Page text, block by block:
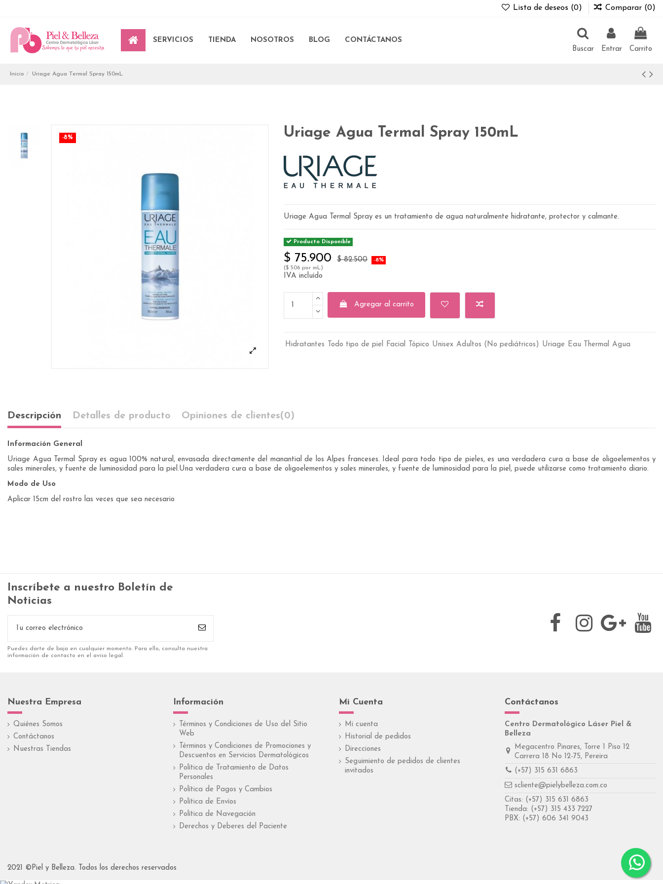
Lista de deseos (0) Comparar (0)
SERVICIOS TIENDA NOSOTROS BLOG
CONTÁCTANOS
Buscar
Entrar Carrito
Inicio Uriage Agua Termal Spray 150mL
-8% Uriage Agua Termal Spray 150mL
Uriage Agua Termal Spray es un tratamiento de agua naturalmente hidratante, protector y calmante.
Producto Disponible
$ 75.900 $ 82.500 -8%
($ 506 por mL)
IVA incluído
Agregar al carrito
Hidratantes Todo tipo de piel Facial Tópico Unisex Adultos (No pediátricos) Uriage Eau Thermal Agua
Descripción Detalles de producto Opiniones de clientes(0)
Información General
Uriage Agua Termal Spray es agua 100% natural, envasada directamente del manantial de los Alpes franceses. Ideal para todo tipo de pieles, es una verdadera cura a base de oligoelementos y
sales minerales, y fuente de luminosidad para la piel.Una verdadera cura a base de oligoelementos y sales minerales, y fuente de luminosidad para la piel, puede utilizarse como tratamiento diario.
Modo de Uso
Aplicar 15cm del rostro las veces que sea necesario
Inscríbete a nuestro Boletín de
Noticias
Puedes darte de baja en cualquier momento. Para ello, consulta nuestra
información de contacto en el aviso legal.
Nuestra Empresa
Quiénes Somos
Contáctanos
Nuestras Tiendas
Información
Términos y Condiciones de Uso del Sitio
Web
Términos y Condiciones de Promociones y
Descuentos en Servicios Dermatológicos
Política de Tratamiento de Datos
Personales
Política de Pagos y Cambios
Política de Envíos
Política de Navegación
Derechos y Deberes del Paciente
Mi Cuenta
Mi cuenta
Historial de pedidos
Direcciones
Seguimiento de pedidos de clientes
invitados
Contáctanos
Centro Dermatológico Láser Piel &
Belleza
Megacentro Pinares, Torre 1 Piso 12
Carrera 18 No 12-75, Pereira
(+57) 315 631 6863
scliente@pielybelleza.com.co
Citas: (+57) 315 631 6863
Tienda: (+57) 315 433 7227
PBX: (+57) 606 341 9043
2021 ©Piel y Belleza. Todos los derechos reservados